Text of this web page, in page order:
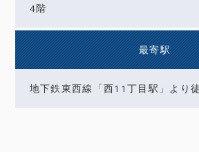
4階
最寄駅
地下鉄東西線「西11丁目駅」より